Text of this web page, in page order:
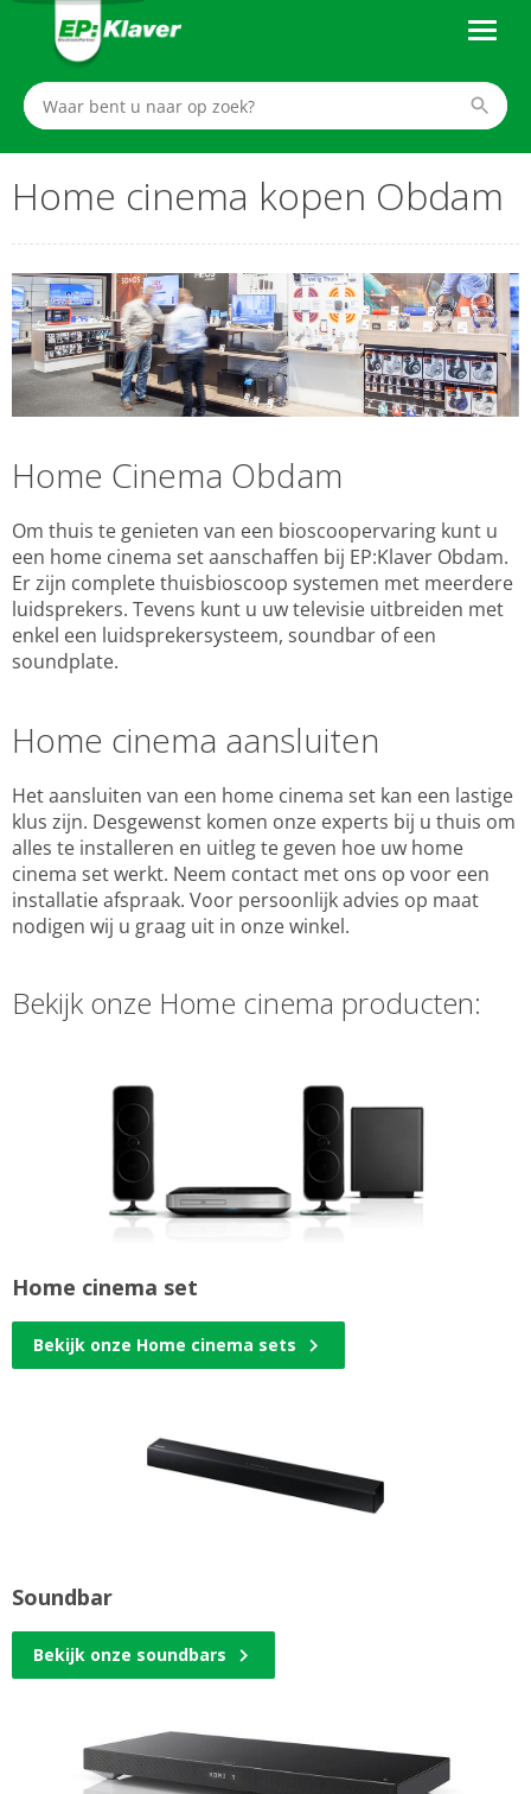
Home cinema kopen Obdam
Home Cinema Obdam
Om thuis te genieten van een bioscoopervaring kunt u
een home cinema set aanschaffen bij EP:Klaver Obdam.
Er zijn complete thuisbioscoop systemen met meerdere
luidsprekers. Tevens kunt u uw televisie uitbreiden met
enkel een luidsprekersysteem, soundbar of een
soundplate.
Home cinema aansluiten
Het aansluiten van een home cinema set kan een lastige
klus zijn. Desgewenst komen onze experts bij u thuis om
alles te installeren en uitleg te geven hoe uw home
cinema set werkt. Neem contact met ons op voor een
installatie afspraak. Voor persoonlijk advies op maat
nodigen wij u graag uit in onze winkel.
Bekijk onze Home cinema producten:
Home cinema set
Bekijk onze Home cinema sets
Soundbar
Bekijk onze soundbars